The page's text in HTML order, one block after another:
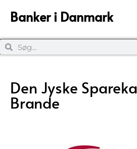
Banker i Danmark
Den Jyske
Brande